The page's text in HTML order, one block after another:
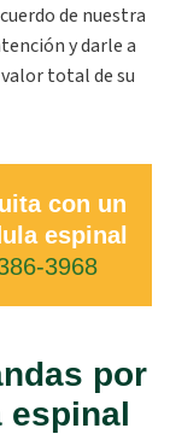
de nuestra
y darle a
total de su
con un
espinal
3968
por
espinal